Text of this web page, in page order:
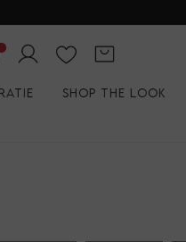
Shop the look